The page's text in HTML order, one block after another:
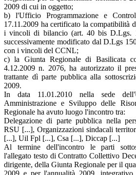
2009 di cui in oggetto;
b) l'Ufficio Programmazione e
17.11.2009 ha certificato la compatibilità
i vincoli di bilancio (art. 40 bis D.Lgs.
successivamente modificato dal D.Lgs
con i vincoli del CCNL;
c) la Giunta Regionale di Basilicata
4.12.2009 n. 2076, ha autorizzato il
trattante dì parte pubblica alla
2009.
In data 11.01.2010 nella sede
Amministrazione e Sviluppo delle
Regionale ha avuto luogo l'incontro tra:
Delegazione di parte pubblica nella
RSU [...], Organizzazioni sindacali
[...], Uil Fpl [...], Csa [...], Diccap [...]
Al termine dell'incontro le parti
l'allegato testo di Contratto Collettivo
dirigente, della Giunta Regionale per il
2009 e per l'annualità 2009,